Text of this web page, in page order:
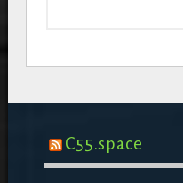
C55.space